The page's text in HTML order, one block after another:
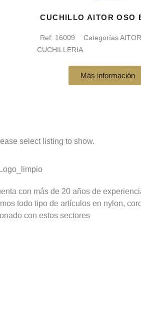
CUCHILLO AITOR OSO
Ref: 16009 Categorías AITOR
CUCHILLERIA
Más información
select listing to show.
con más de 20 años de
todo tipo de artículos en nylon,
con estos sectores